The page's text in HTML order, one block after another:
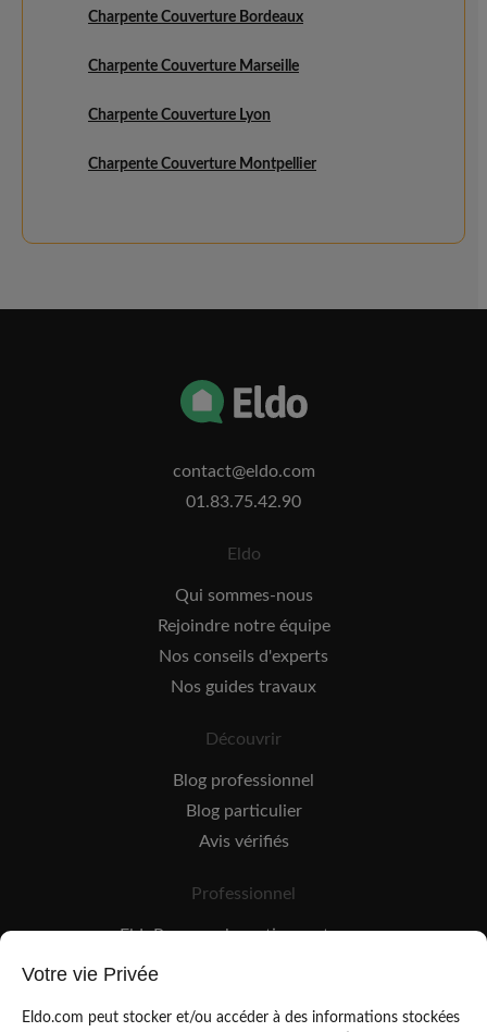
Charpente Couverture Bordeaux
Charpente Couverture Marseille
Charpente Couverture Lyon
Charpente Couverture Montpellier
contact@eldo.com
01.83.75.42.90
Eldo
Qui sommes-nous
Rejoindre notre équipe
Nos conseils d'experts
Nos guides travaux
Découvrir
Blog professionnel
Blog particulier
Avis vérifiés
Professionnel
EldoPro pour les artisans et pros
EldoNetwork pour les réseaux, marques et industriels
Votre vie Privée
Eldo.com peut stocker et/ou accéder à des informations stockées